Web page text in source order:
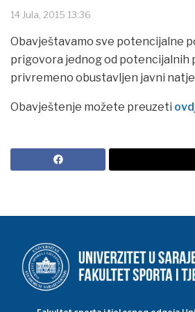
14 Jula, 2015 13:36
Obavještavamo sve potencijalne
prigovora jednog od potencijalnih
privremeno obustavljen javni
Obavještenje možete preuzeti